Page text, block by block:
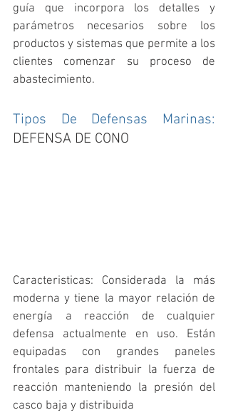
guía que incorpora los detalles y
parámetros necesarios sobre los
productos y sistemas que permite a los
clientes comenzar su proceso de
abastecimiento.
DEFENSA DE CONO
Caracteristicas: Considerada la más
moderna y tiene la mayor relación de
energía a reacción de cualquier
defensa actualmente en uso. Están
equipadas con grandes paneles
frontales para distribuir la fuerza de
reacción manteniendo la presión del
casco baja y distribuida